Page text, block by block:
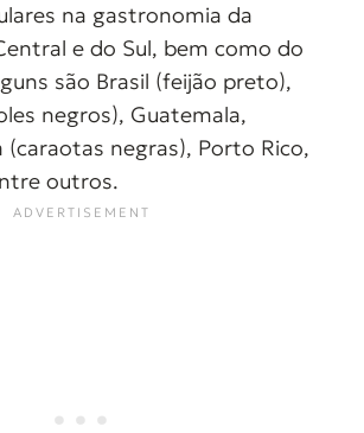
na gastronomia da
e do Sul, bem como do
são Brasil (feijão preto),
negros), Guatemala,
(caraotas negras), Porto Rico,
outros.